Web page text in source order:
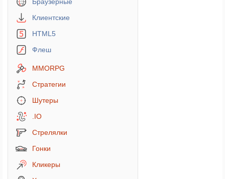
Клиентские
HTML5
Флеш
MMORPG
Стратегии
Шутеры
.IO
Стрелялки
Гонки
Кликеры